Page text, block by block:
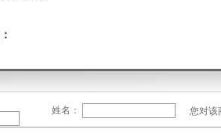
姓名： 您对该